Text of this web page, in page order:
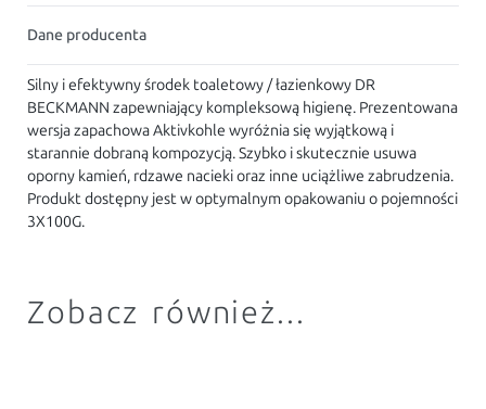
Dane producenta
Silny i efektywny środek toaletowy / łazienkowy DR
BECKMANN zapewniający kompleksową higienę. Prezentowana
wersja zapachowa Aktivkohle wyróżnia się wyjątkową i
starannie dobraną kompozycją. Szybko i skutecznie usuwa
oporny kamień, rdzawe nacieki oraz inne uciążliwe zabrudzenia.
Produkt dostępny jest w optymalnym opakowaniu o pojemności
3X100G.
Zobacz również...